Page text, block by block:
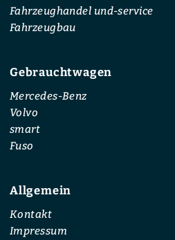
Fahrzeughandel und-service
Fahrzeugbau
Gebrauchtwagen
Mercedes-Benz
Volvo
smart
Fuso
Allgemein
Kontakt
Impressum